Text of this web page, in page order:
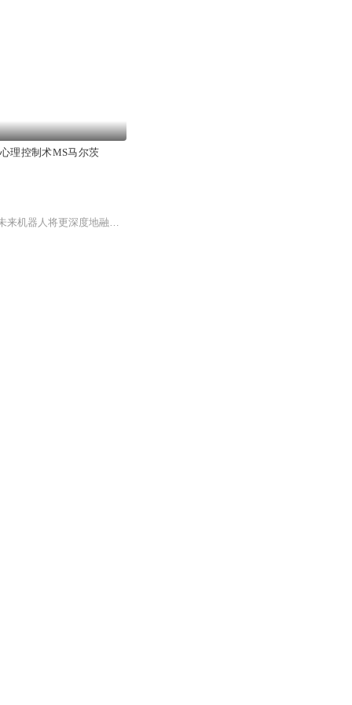
理控制术MS马尔茨
具身智能正在重塑人工智能的边界，从虚拟推理走向物理操作。随着技术突破与产业协同，未来机器人将更深度地融入制造、服务、医疗等领域，成为人类不可或缺的“智能伙伴”。